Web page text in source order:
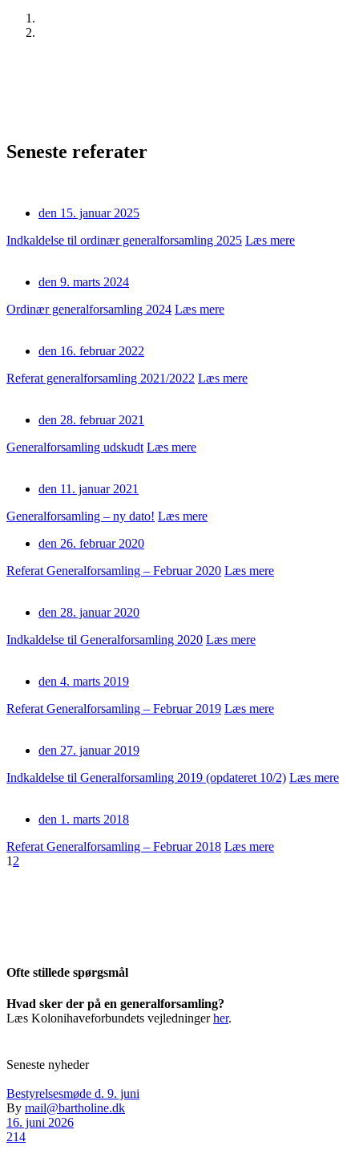
Seneste referater
den 15. januar 2025
Indkaldelse til ordinær generalforsamling 2025 Læs mere
den 9. marts 2024
Ordinær generalforsamling 2024 Læs mere
den 16. februar 2022
Referat generalforsamling 2021/2022 Læs mere
den 28. februar 2021
Generalforsamling udskudt Læs mere
den 11. januar 2021
Generalforsamling – ny dato! Læs mere
den 26. februar 2020
Referat Generalforsamling – Februar 2020 Læs mere
den 28. januar 2020
Indkaldelse til Generalforsamling 2020 Læs mere
den 4. marts 2019
Referat Generalforsamling – Februar 2019 Læs mere
den 27. januar 2019
Indkaldelse til Generalforsamling 2019 (opdateret 10/2) Læs mere
den 1. marts 2018
Referat Generalforsamling – Februar 2018 Læs mere
1 2
Ofte stillede spørgsmål
Hvad sker der på en generalforsamling?
Læs Kolonihaveforbundets vejledningerher.
Seneste nyheder
Bestyrelsesmøde d. 9. juni
By mail@bartholine.dk
16. juni 2026
214